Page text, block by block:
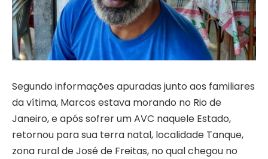
Segundo informações apuradas junto aos familiares
da vítima, Marcos estava morando no Rio de
Janeiro, e após sofrer um AVC naquele Estado,
retornou para sua terra natal, localidade Tanque,
zona rural de José de Freitas, no qual chegou no